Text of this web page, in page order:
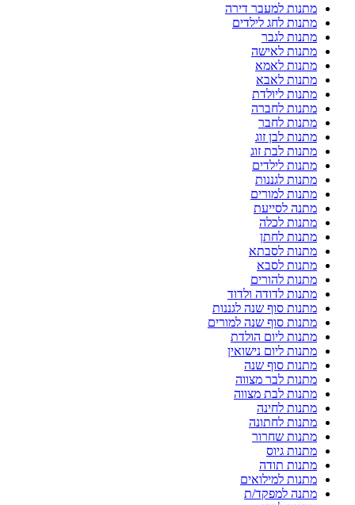
מתנות למעבר דירה
מתנות לחג לילדים
מתנות לגבר
מתנות לאישה
מתנות לאמא
מתנות לאבא
מתנות ליולדת
מתנות לחברה
מתנות לחבר
מתנות לבן זוג
מתנות לבת זוג
מתנות לילדים
מתנות לגננות
מתנות למורים
מתנה לסייעת
מתנות לכלה
מתנות לחתן
מתנות לסבתא
מתנות לסבא
מתנות להורים
מתנות לדודה ולדוד
מתנות סוף שנה לגננות
מתנות סוף שנה למורים
מתנות ליום הולדת
מתנות ליום נישואין
מתנות סוף שנה
מתנות לבר מצווה
מתנות לבת מצווה
מתנות לחינה
מתנות לחתונה
מתנות שחרור
מתנות גיוס
מתנות תודה
מתנות למילואים
מתנה למפקד/ת